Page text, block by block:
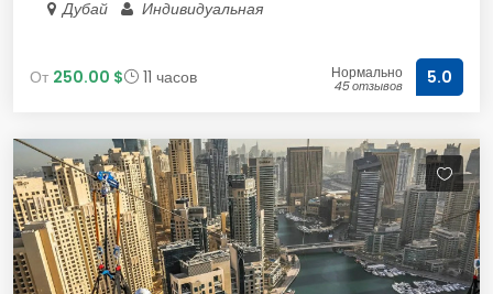
Дубай Индивидуальная
От 250.00 $ 11 часов Нормально
45 отзывов 5.0